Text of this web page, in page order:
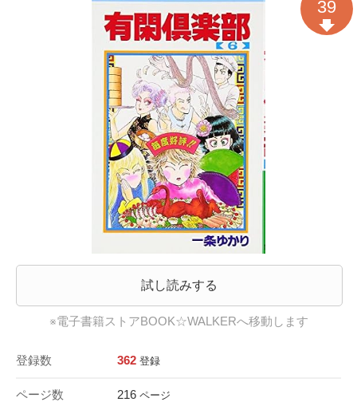
試し読みする
※電子書籍ストアBOOK☆WALKERへ移動します
登録数 362 登録
ページ数 216 ページ
39